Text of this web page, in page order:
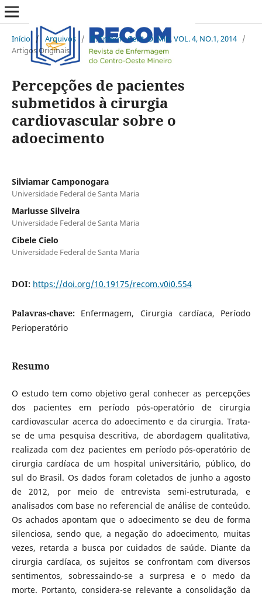
Início / Arquivos / R. Enferm. Cent. O. Min. VOL. 4, NO.1, 2014 /
Artigos Originais
Percepções de pacientes
submetidos à cirurgia
cardiovascular sobre o
adoecimento
Silviamar Camponogara
Universidade Federal de Santa Maria
Marlusse Silveira
Universidade Federal de Santa Maria
Cibele Cielo
Universidade Federal de Santa Maria
DOI: https://doi.org/10.19175/recom.v0i0.554
Palavras-chave: Enfermagem, Cirurgia cardíaca, Período
Perioperatório
Resumo
O estudo tem como objetivo geral conhecer as percepções
dos pacientes em período pós-operatório de cirurgia
cardiovascular acerca do adoecimento e da cirurgia. Trata-
se de uma pesquisa descritiva, de abordagem qualitativa,
realizada com dez pacientes em período pós-operatório de
cirurgia cardíaca de um hospital universitário, público, do
sul do Brasil. Os dados foram coletados de junho a agosto
de 2012, por meio de entrevista semi-estruturada, e
analisados com base no referencial de análise de conteúdo.
Os achados apontam que o adoecimento se deu de forma
silenciosa, sendo que, a negação do adoecimento, muitas
vezes, retarda a busca por cuidados de saúde. Diante da
cirurgia cardíaca, os sujeitos se confrontam com diversos
sentimentos, sobressaindo-se a surpresa e o medo da
morte. Portanto, considera-se relevante a consolidação da